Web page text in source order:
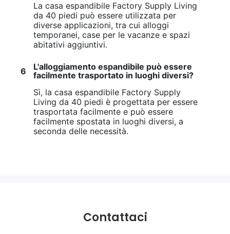
La casa espandibile Factory Supply Living
da 40 piedi può essere utilizzata per
diverse applicazioni, tra cui alloggi
temporanei, case per le vacanze e spazi
abitativi aggiuntivi.
6
L'alloggiamento espandibile può essere
facilmente trasportato in luoghi diversi?
Sì, la casa espandibile Factory Supply
Living da 40 piedi è progettata per essere
trasportata facilmente e può essere
facilmente spostata in luoghi diversi, a
seconda delle necessità.
Contattaci